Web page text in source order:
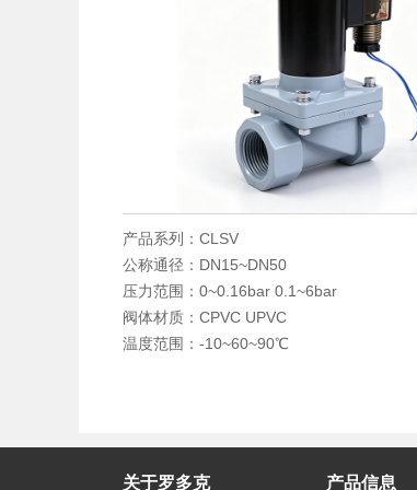
产品系列：CLSV
公称通径：DN15~DN50
压力范围：0~0.16bar 0.1~6bar
阀体材质：CPVC UPVC
温度范围：-10~60~90℃
关于罗多克 产品信息